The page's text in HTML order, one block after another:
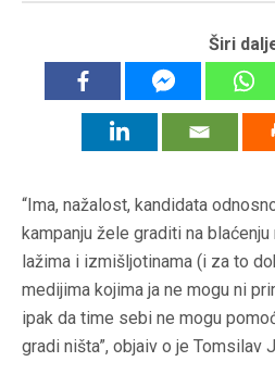
Širi
“Ima, nažalost, kandidata
kampanju žele graditi na
lažima i izmišljotinama (i za to
medijima kojima ja ne mogu ni
ipak da time sebi ne mogu
gradi ništa”, objaiv o je Tomsilav